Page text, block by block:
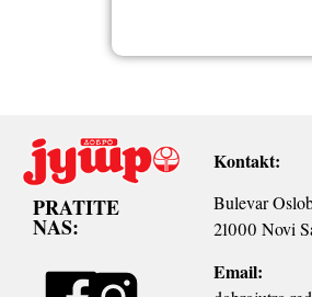
PRATITE
NAS:
Kontakt:
Bulevar
21000 Novi
Email: